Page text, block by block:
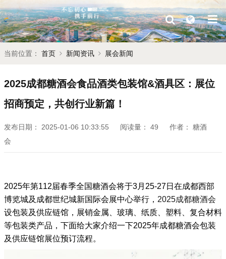
当前位置： 首页 新闻资讯 展会新闻
2025成都糖酒会食品酒类包装馆&酒具区：展位
招商预定，共创行业新篇！
发布日期： 2025-01-06 10:33:55 阅读量： 49 作者：
糖酒
会
2025年第112届春季全国糖酒会将于3月25-27日在成都西部
博览城及成都世纪城新国际会展中心举行， 2025成都糖酒会
设包装及供应链馆，展销金属、玻璃、纸质、塑料、复合材料
等包装类产品，下面给大家介绍一下2025年成都糖酒会包装
及供应链馆展位预订流程。